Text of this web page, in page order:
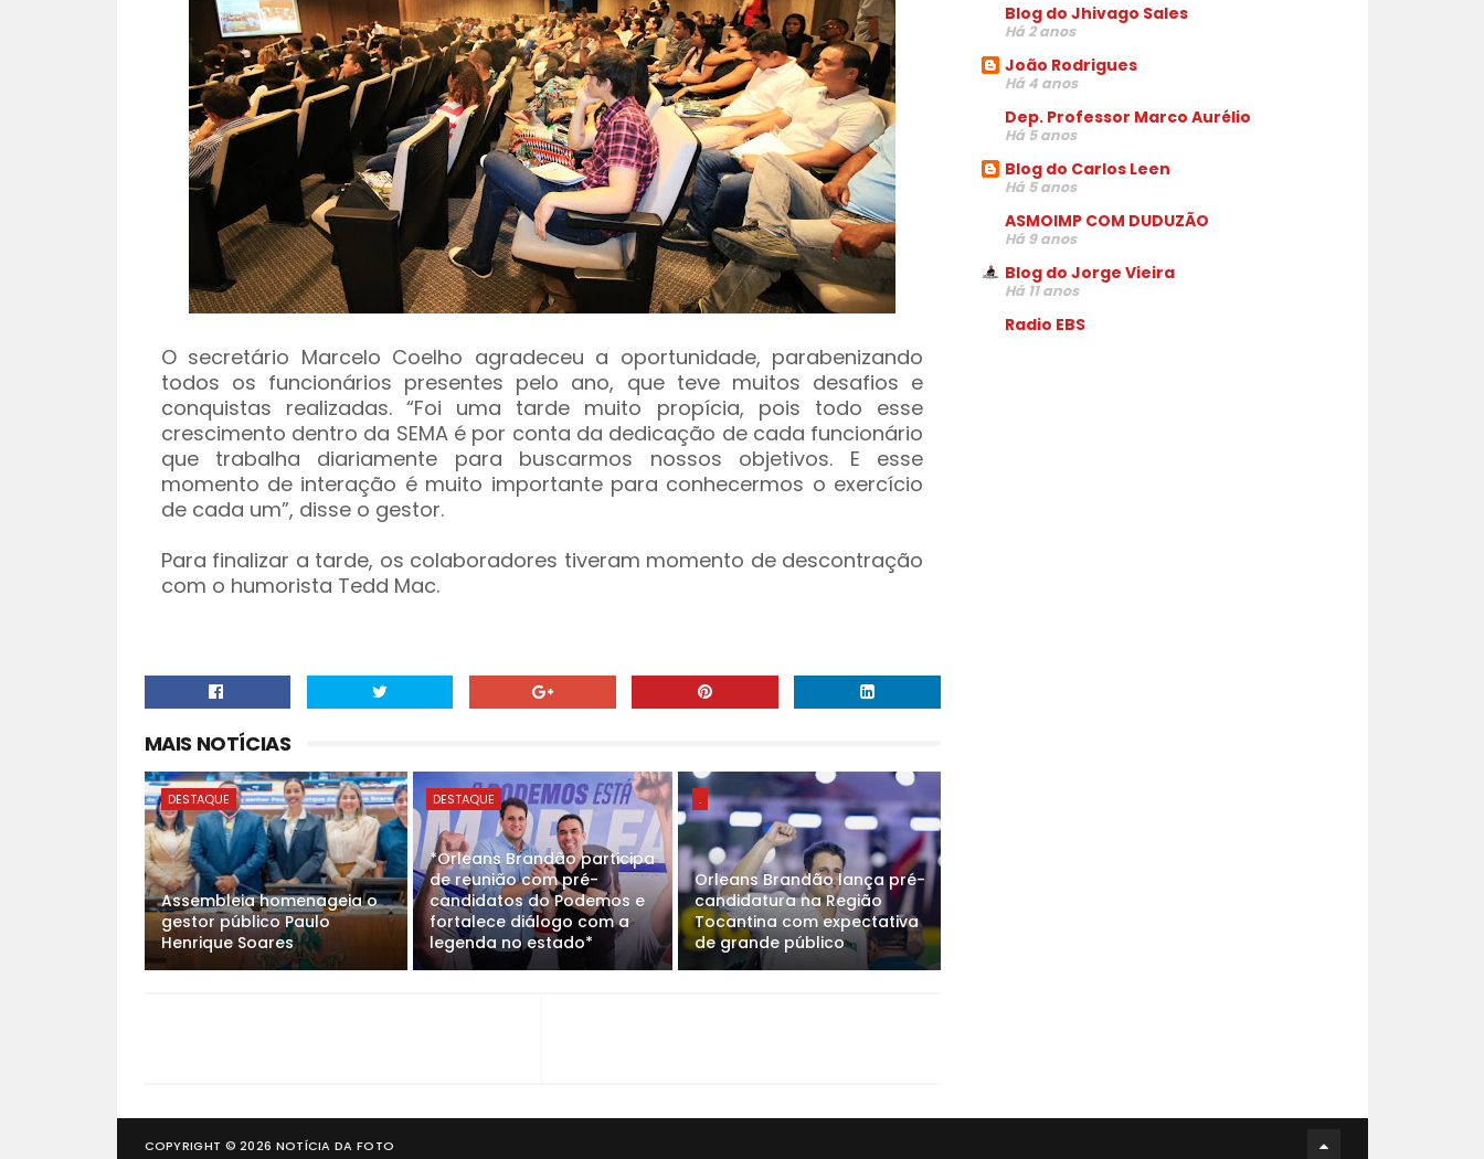
O secretário Marcelo Coelho agradeceu a oportunidade, parabenizando
todos os funcionários presentes pelo ano, que teve muitos desafios e
conquistas realizadas. “Foi uma tarde muito propícia, pois todo esse
crescimento dentro da SEMA é por conta da dedicação de cada funcionário
que trabalha diariamente para buscarmos nossos objetivos. E esse
momento de interação é muito importante para conhecermos o exercício
de cada um”, disse o gestor.
Para finalizar a tarde, os colaboradores tiveram momento de descontração
com o humorista Tedd Mac.
MAIS NOTÍCIAS
DESTAQUE
Assembleia homenageia o
gestor público Paulo
Henrique Soares
DESTAQUE
*Orleans Brandão participa
de reunião com pré-
candidatos do Podemos e
fortalece diálogo com a
legenda no estado*
.
Orleans Brandão lança pré-
candidatura na Região
Tocantina com expectativa
de grande público
Blog do Jhivago Sales
Há 2 anos
João Rodrigues
Há 4 anos
Dep. Professor Marco Aurélio
Há 5 anos
Blog do Carlos Leen
Há 5 anos
ASMOIMP COM DUDUZÃO
Há 9 anos
Blog do Jorge Vieira
Há 11 anos
Radio EBS
COPYRIGHT ©2026 NOTÍCIA DA FOTO